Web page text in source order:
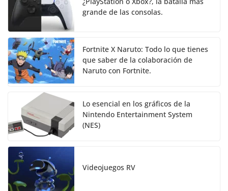
grande de las consolas.
Fortnite X Naruto: Todo lo que tienes
que saber de la colaboración de
Naruto con Fortnite.
Lo esencial en los gráficos de la
Nintendo Entertainment System
(NES)
Videojuegos RV